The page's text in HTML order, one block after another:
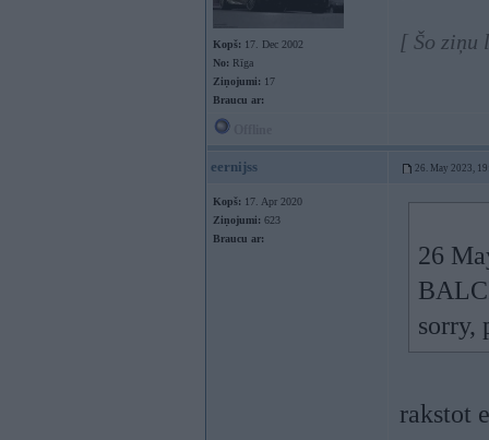
Kopš: 17. Dec 2002
No: Rīga
Ziņojumi: 17
Braucu ar:
[ Šo ziņu
eernijss 26. May 2023,
Kopš: 17. Apr 2020
Ziņojumi: 623
Braucu ar:
26
sorry,
rakstot